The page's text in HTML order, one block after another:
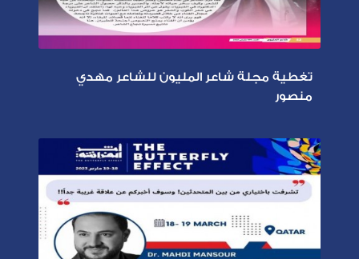
تغطية مجلة شاعر المليون للشاعر مهدي
منصور